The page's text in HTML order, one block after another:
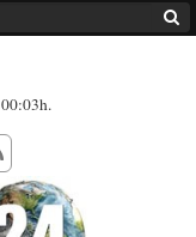
00:03h.